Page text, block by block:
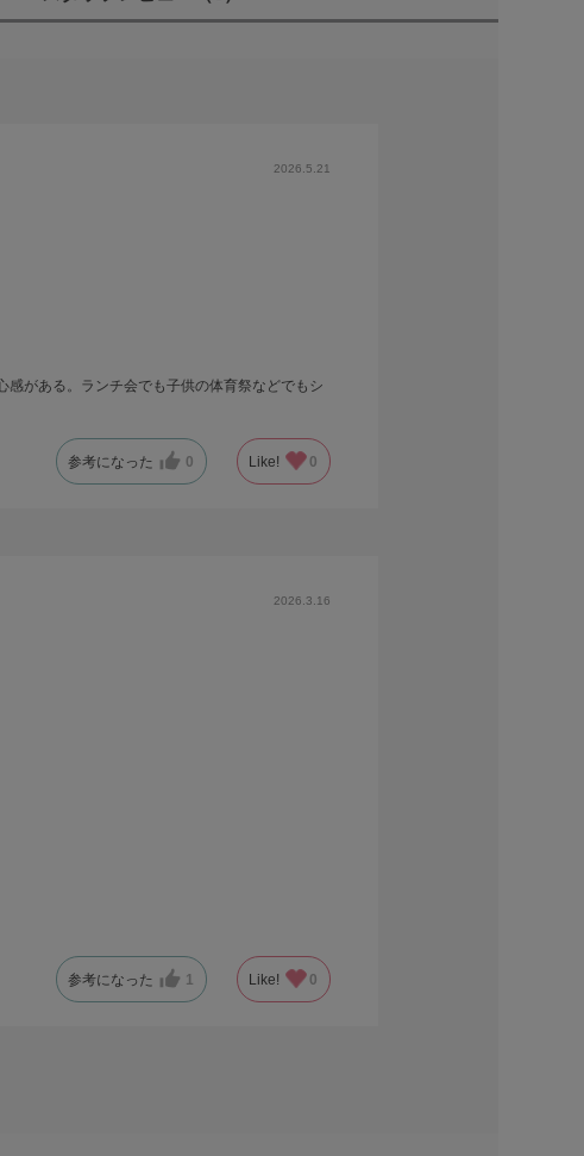
2026.5.21
がある。ランチ会でも子供の体育祭などでもシ
参考になった 0 Like! 0
2026.3.16
尻は完全に隠れないですが、少し隠れる程度で
参考になった 1 Like! 0